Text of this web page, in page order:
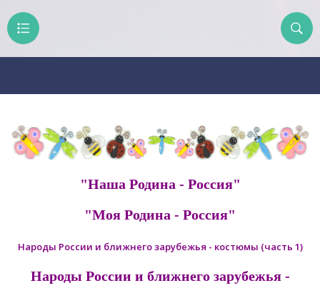
"Наша Родина - Россия"
"Моя Родина - Россия"
Народы России и ближнего зарубежья - костюмы (часть 1)
Народы России и ближнего зарубежья -